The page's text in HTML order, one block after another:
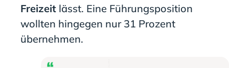
Freizeit lässt. Eine Führungsposition
wollten hingegen nur 31 Prozent
übernehmen.